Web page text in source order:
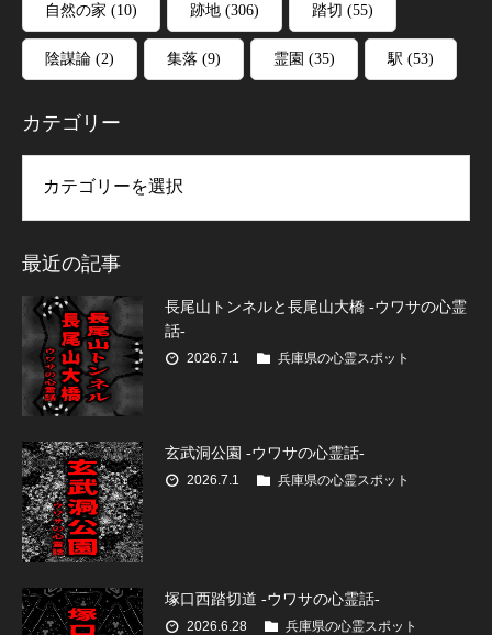
自然の家 (10) 跡地 (306) 踏切 (55)
陰謀論 (2) 集落 (9) 霊園 (35) 駅 (53)
カテゴリー
最近の記事
長尾山トンネルと長尾山大橋 -ウワサの心霊
話-
2026.7.1 兵庫県の心霊スポット
玄武洞公園 -ウワサの心霊話-
2026.7.1 兵庫県の心霊スポット
塚口西踏切道 -ウワサの心霊話-
2026.6.28 兵庫県の心霊スポット